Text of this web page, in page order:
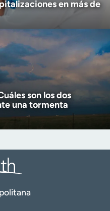
en más de
son los dos
una tormenta